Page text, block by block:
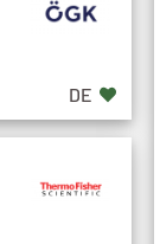
DE